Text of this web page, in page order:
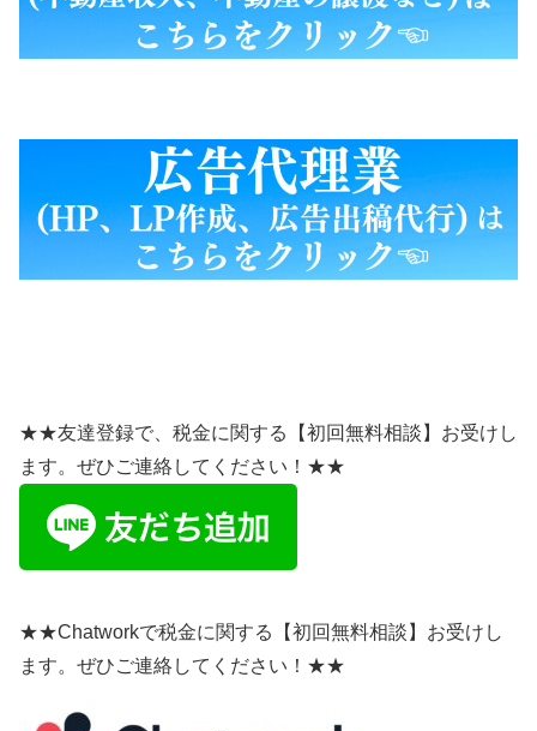
★★友達登録で、税金に関する【初回無料相談】お受けし
ます。ぜひご連絡してください！★★
★★Chatworkで税金に関する【初回無料相談】お受けし
ます。ぜひご連絡してください！★★